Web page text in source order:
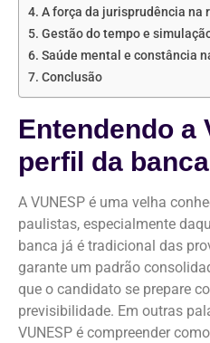
A força da jurisprudência na
Gestão do tempo e
Saúde mental e constância
Conclusão
Entendendo a
perfil da
A VUNESP é uma velha
paulistas, especialmente
banca já é tradicional das
garante um padrão
que o candidato se prepare
previsibilidade. Em outras
VUNESP é compreender